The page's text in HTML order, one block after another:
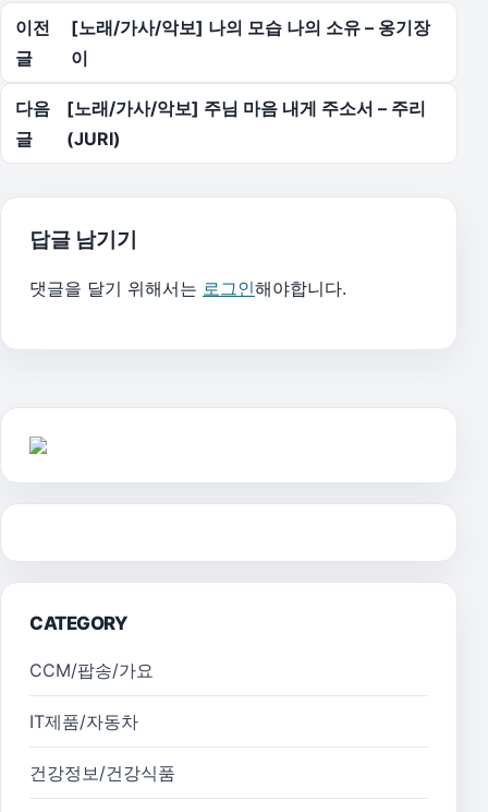
글 탐색
이전
글
[노래/가사/악보] 나의 모습 나의 소유 – 옹기장
이
다음
글
[노래/가사/악보] 주님 마음 내게 주소서 – 주리
(JURI)
답글 남기기
댓글을 달기 위해서는 로그인해야합니다.
CATEGORY
CCM/팝송/가요
IT제품/자동차
건강정보/건강식품